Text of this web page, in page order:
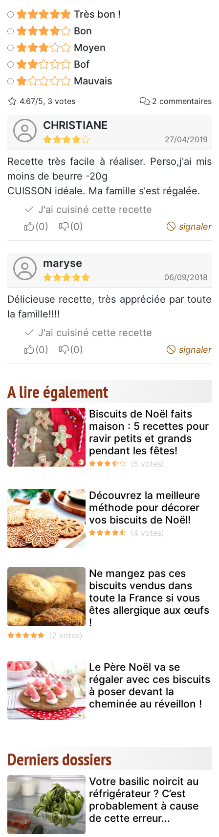
Très bon !
Bon
Moyen
Bof
Mauvais
4.67/5, 3 votes 2 commentaires
CHRISTIANE
27/04/2019
Recette très facile à réaliser. Perso,j'ai mis
moins de beurre -20g
CUISSON idéale. Ma famille s'est régalée.
J'ai cuisiné cette recette
I apreciateI do not appreciate signaler
maryse
06/09/2018
Délicieuse recette, très appréciée par toute
la famille!!!!
J'ai cuisiné cette recette
I apreciateI do not appreciate signaler
A lire également
Biscuits de Noël faits
maison : 5 recettes pour
ravir petits et grands
pendant les fêtes!
Découvrez la meilleure
méthode pour décorer
vos biscuits de Noël!
Ne mangez pas ces
biscuits vendus dans
toute la France si vous
êtes allergique aux œufs
!
Le Père Noël va se
régaler avec ces biscuits
à poser devant la
cheminée au réveillon !
Derniers dossiers
Votre basilic noircit au
réfrigérateur ? C’est
probablement à cause
de cette erreur...